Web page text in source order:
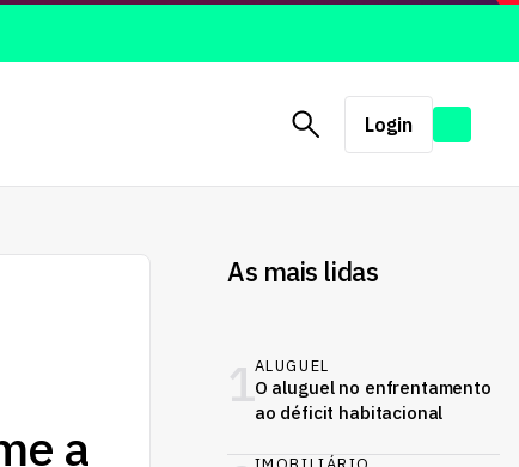
Login
a
As mais lidas
1ALUGUEL
O aluguel no enfrentamento
ao déficit habitacional